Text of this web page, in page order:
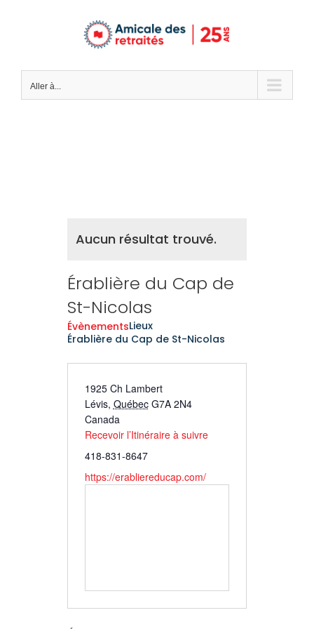
Aller à...
Aucun résultat trouvé.
Érablière du Cap de
St-Nicolas
ÉvènementsLieux
Érablière du Cap de St-Nicolas
1925 Ch Lambert
Lévis, Québec G7A 2N4
Canada
Recevoir l’Itinéraire à suivre
418-831-8647
https://erabliereducap.com/